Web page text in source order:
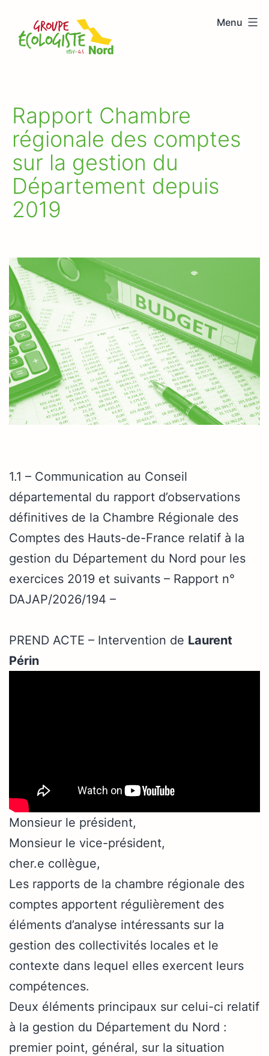
contenu
Groupe
Menu
Rapport Chambre
régionale des comptes
sur la gestion du
Département depuis
2019
1.1 – Communication au Conseil
départemental du rapport d’observations
définitives de la Chambre Régionale des
Comptes des Hauts-de-France relatif à la
gestion du Département du Nord pour les
exercices 2019 et suivants – Rapport n°
DAJAP/2026/194 –
PREND ACTE – Intervention de Laurent
Périn
Monsieur le président,
Monsieur le vice-président,
cher.e collègue,
Les rapports de la chambre régionale des
comptes apportent régulièrement des
éléments d’analyse intéressants sur la
gestion des collectivités locales et le
contexte dans lequel elles exercent leurs
compétences.
Deux éléments principaux sur celui-ci relatif
à la gestion du Département du Nord :
premier point, général, sur la situation